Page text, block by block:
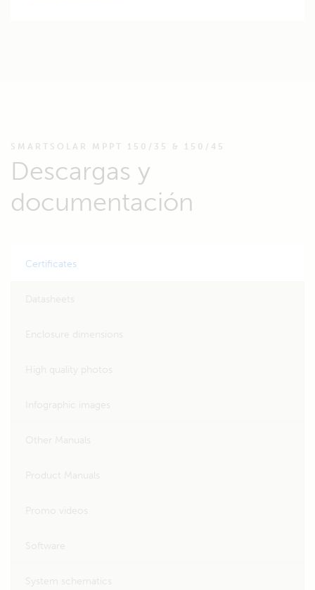
SMARTSOLAR MPPT 150/35 & 150/45
Descargas y
documentación
Certificates